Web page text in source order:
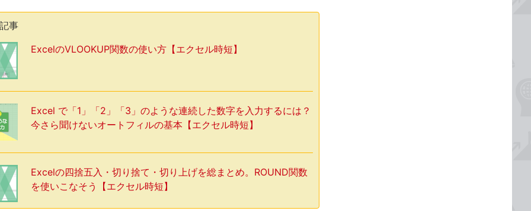
事
ExcelのVLOOKUP関数の使い方【エクセル時短】
Excel で「1」「2」「3」のような連続した数字を入力するには？
今さら聞けないオートフィルの基本【エクセル時短】
Excelの四捨五入・切り捨て・切り上げを総まとめ。ROUND関数
を使いこなそう【エクセル時短】